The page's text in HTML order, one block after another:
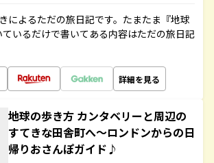
によるただの旅日記です。たまたま『地球
いるだけで書いてある内容はただの旅日記
詳細を見る
地球の歩き方 カンタベリーと周辺の
すてきな田舎町へ～ロンドンからの日
帰りおさんぽガイド♪